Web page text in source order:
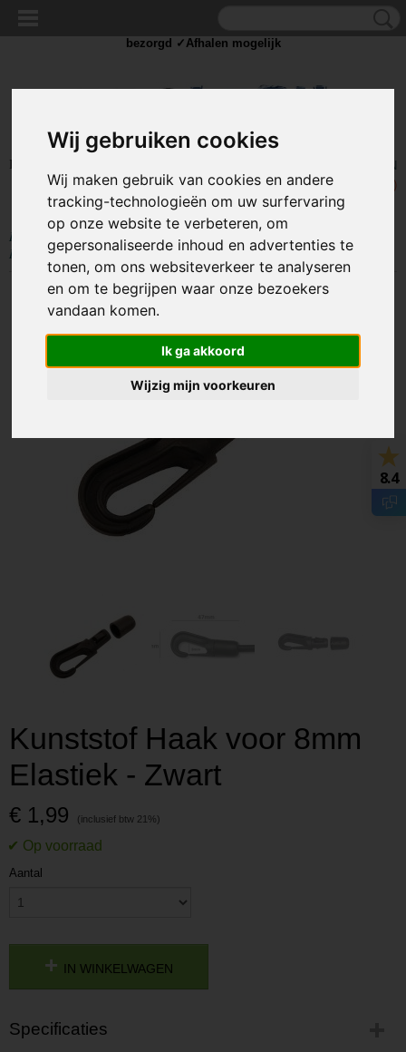
Wij gebruiken cookies
Wij maken gebruik van cookies en andere
tracking-technologieën om uw surfervaring
op onze website te verbeteren, om
gepersonaliseerde inhoud en advertenties te
tonen, om ons websiteverkeer te analyseren
en om te begrijpen waar onze bezoekers
vandaan komen.
Ik ga akkoord
Wijzig mijn voorkeuren
Inloggen
UW WINKELWAGEN
Geen producten
(0)
Home TOUW & ELASTIEK > BEVESTING VOOR ELASTIEK
HAKEN>Kunststof Haak voor 8mm Elastiek - Zwart
Kunststof Haak voor 8mm
Elastiek - Zwart
€ 1,99
Aantal
IN WINKELWAGEN
Specificaties
bezorgd ✓Afhalen mogelijk
8.4